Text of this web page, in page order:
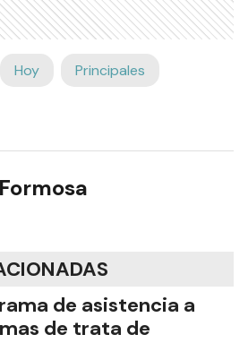
Hoy Principales
de asistencia a
de trata de